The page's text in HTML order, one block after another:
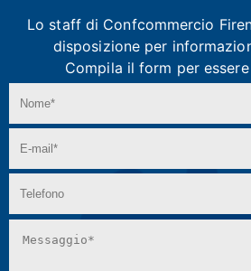
Lo staff di Confcommercio
disposizione per
Compila il form per